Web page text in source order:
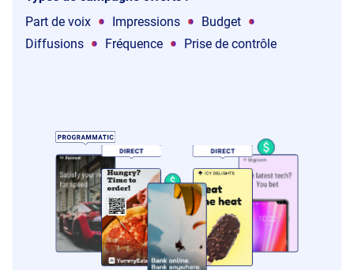
Part de voix • Impressions • Budget •
Diffusions • Fréquence • Prise de contrôle